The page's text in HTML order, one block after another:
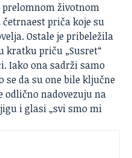
prelomnom životnom
priča koje su
Ostale je pribeležila
kratku priču „Susret“
Iako ona sadrži samo
da su one bile ključne
odlično nadovezuju na
i glasi „svi smo mi